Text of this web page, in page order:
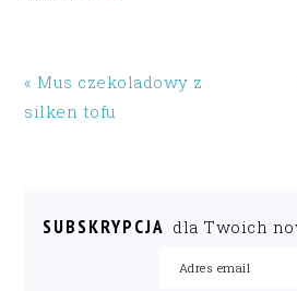
« Mus czekoladowy z
silken tofu
SUBSKRYPCJA dla Twoich